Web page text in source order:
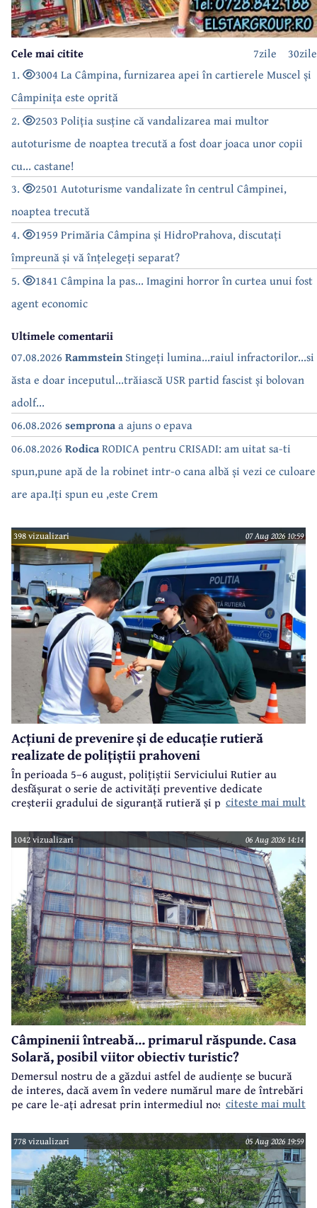
30zile
7zile
Cele mai citite
1.
3004 La Câmpina, furnizarea apei în cartierele Muscel și
Câmpinița este oprită
2.
2503 Poliția susține că vandalizarea mai multor
autoturisme de noaptea trecută a fost doar joaca unor copii
cu... castane!
3.
2501 Autoturisme vandalizate în centrul Câmpinei,
noaptea trecută
4.
1959 Primăria Câmpina și HidroPrahova, discutați
împreună și vă înțelegeți separat?
5.
1841 Câmpina la pas... Imagini horror în curtea unui fost
agent economic
Ultimele comentarii
07.08.2026 RammsteinStingeți lumina...raiul infractorilor...si
ăsta e doar inceputul...trăiască USR partid fascist și bolovan
adolf...
06.08.2026 sempronaa ajuns o epava
06.08.2026 RodicaRODICA pentru CRISADI: am uitat sa-ti
spun,pune apă de la robinet intr-o cana albă și vezi ce culoare
are apa.Iți spun eu ,este Crem
398 vizualizari 07 Aug 2026 10:59
Acțiuni de prevenire și de educație rutieră
realizate de polițiștii prahoveni
În perioada 5–6 august, polițiștii Serviciului Rutier au
desfășurat o serie de activități preventive dedicate
creșterii gradului de siguranță rutieră și promovării unui
estival.
citeste mai mult
1042 vizualizari 06 Aug 2026 14:14
Câmpinenii întreabă... primarul răspunde. Casa
Solară, posibil viitor obiectiv turistic?
Demersul nostru de a găzdui astfel de audiențe se bucură
de interes, dacă avem în vedere numărul mare de întrebări
pe care le-ați adresat prin intermediul nostru primarului
citeste mai mult
778 vizualizari 05 Aug 2026 19:59